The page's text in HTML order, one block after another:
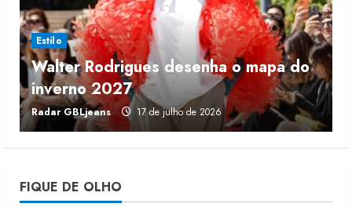
3
4 de agosto de 2026
4
Projeto testa passaporte digital na
moda nacional
4 de agosto de 2026
Morena Rosa lança franquia com
estoque consignado
Estilo
Walter Rodrigues desenha o mapa do
inverno 2027
Radar GBLjeans 17 de julho de 2026
FIQUE DE OLHO